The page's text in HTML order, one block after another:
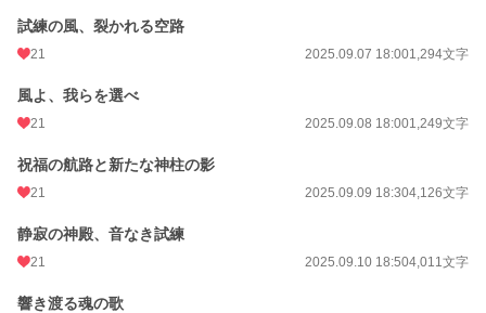
試練の風、裂かれる空路
21 2025.09.07 18:001,294文字
風よ、我らを選べ
21 2025.09.08 18:001,249文字
祝福の航路と新たな神柱の影
21 2025.09.09 18:304,126文字
静寂の神殿、音なき試練
21 2025.09.10 18:504,011文字
響き渡る魂の歌